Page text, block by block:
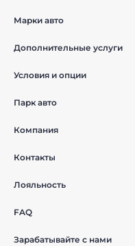
Марки авто
Дополнительные услуги
Условия и опции
Парк авто
Компания
Контакты
Лояльность
FAQ
Зарабатывайте с нами